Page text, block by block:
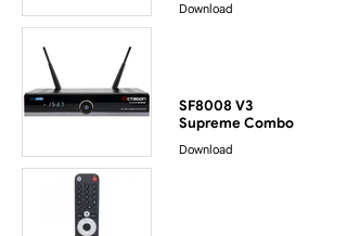
Download
SF8008 V3
Supreme Combo
Download